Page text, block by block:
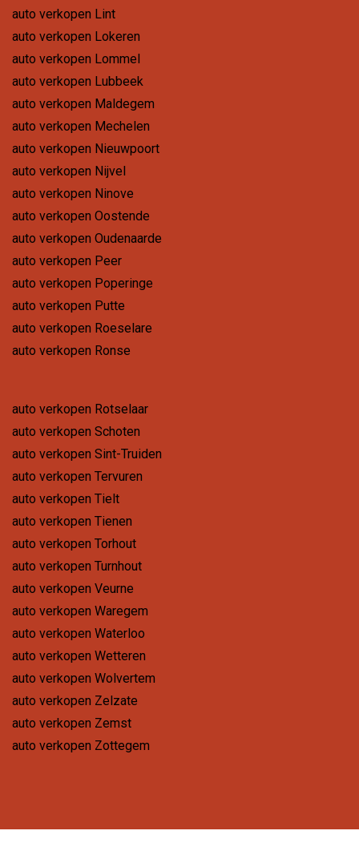
auto verkopen Lint
auto verkopen Lokeren
auto verkopen Lommel
auto verkopen Lubbeek
auto verkopen Maldegem
auto verkopen Mechelen
auto verkopen Nieuwpoort
auto verkopen Nijvel
auto verkopen Ninove
auto verkopen Oostende
auto verkopen Oudenaarde
auto verkopen Peer
auto verkopen Poperinge
auto verkopen Putte
auto verkopen Roeselare
auto verkopen Ronse
auto verkopen Rotselaar
auto verkopen Schoten
auto verkopen Sint-Truiden
auto verkopen Tervuren
auto verkopen Tielt
auto verkopen Tienen
auto verkopen Torhout
auto verkopen Turnhout
auto verkopen Veurne
auto verkopen Waregem
auto verkopen Waterloo
auto verkopen Wetteren
auto verkopen Wolvertem
auto verkopen Zelzate
auto verkopen Zemst
auto verkopen Zottegem